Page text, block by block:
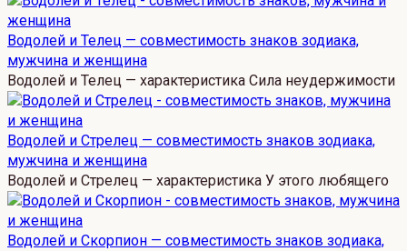
Водолей и Телец — совместимость знаков зодиака,
мужчина и женщина
Водолей и Телец — характеристика Сила неудержимости
Водолей и Стрелец — совместимость знаков зодиака,
мужчина и женщина
Водолей и Стрелец — характеристика У этого любящего
Водолей и Скорпион — совместимость знаков зодиака,